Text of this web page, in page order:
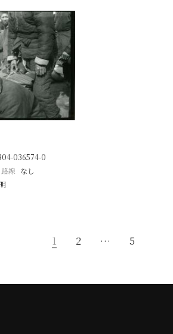
036574-0
路線 なし
1 2 … 5